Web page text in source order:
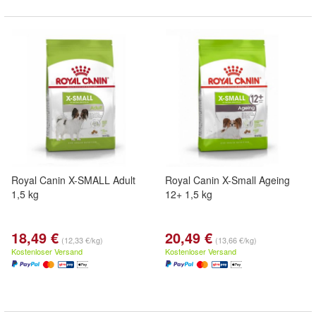
Royal Canin X-SMALL Adult
1,5 kg
18,49 € (12,33 €/kg)
Kostenloser Versand
Royal Canin X-Small Ageing
12+ 1,5 kg
20,49 € (13,66 €/kg)
Kostenloser Versand